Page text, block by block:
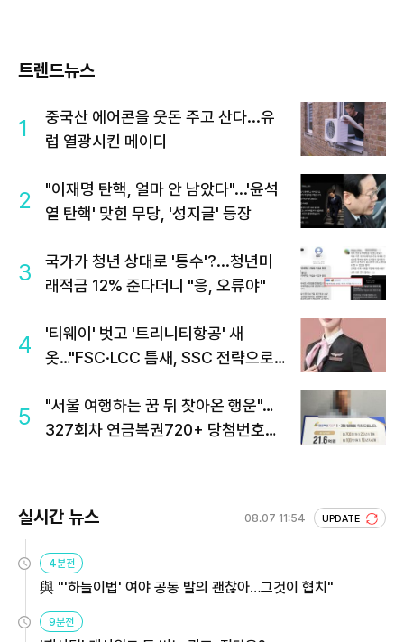
트렌드뉴스
1
중국산 에어콘을 웃돈 주고 산다...유
럽 열광시킨 메이디
2
"이재명 탄핵, 얼마 안 남았다"...'윤석
열 탄핵' 맞힌 무당, '성지글' 등장
3
국가가 청년 상대로 '통수'?...청년미
래적금 12% 준다더니 "응, 오류야"
4
'티웨이' 벗고 '트리니티항공' 새
옷…"FSC·LCC 틈새, SSC 전략으로
5
"서울 여행하는 꿈 뒤 찾아온 행운"…
327회차 연금복권720+ 당첨번호조
실시간 뉴스 08.07 11:54 UPDATE
4분전
與 "'하늘이법' 여야 공동 발의 괜찮아…그것이 협치"
9분전